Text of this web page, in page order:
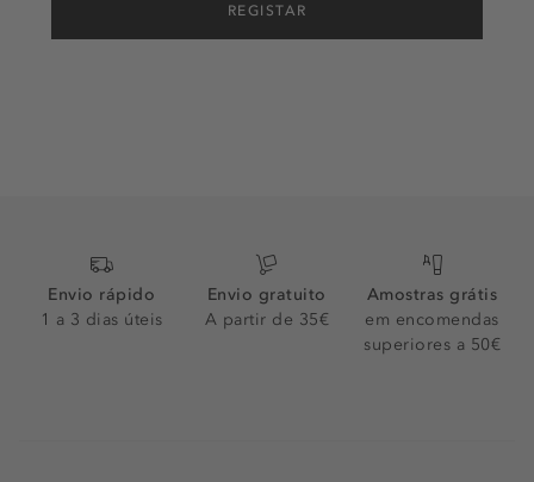
REGISTAR
Envio rápido
1 a 3 dias úteis
Envio gratuito
A partir de 35€
Amostras grátis
em encomendas
superiores a 50€